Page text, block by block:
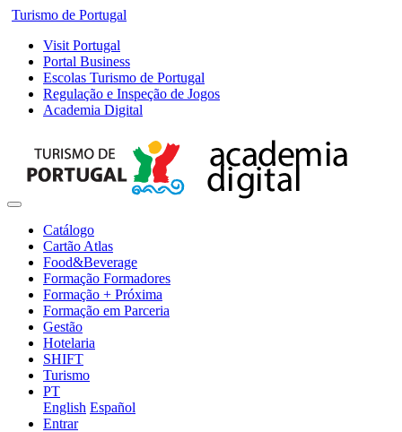
Turismo de Portugal
Visit Portugal
Portal Business
Escolas Turismo de Portugal
Regulação e Inspeção de Jogos
Academia Digital
Catálogo
Cartão Atlas
Food&Beverage
Formação Formadores
Formação + Próxima
Formação em Parceria
Gestão
Hotelaria
SHIFT
Turismo
PT
English Español
Entrar